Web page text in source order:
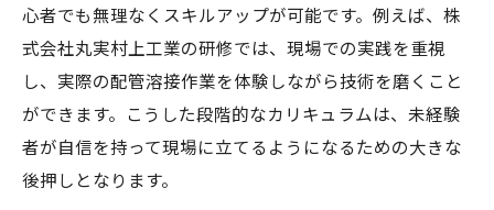
心者でも無理なくスキルアップが可能です。例えば、株
式会社丸実村上工業の研修では、現場での実践を重視
し、実際の配管溶接作業を体験しながら技術を磨くこと
ができます。こうした段階的なカリキュラムは、未経験
者が自信を持って現場に立てるようになるための大きな
後押しとなります。